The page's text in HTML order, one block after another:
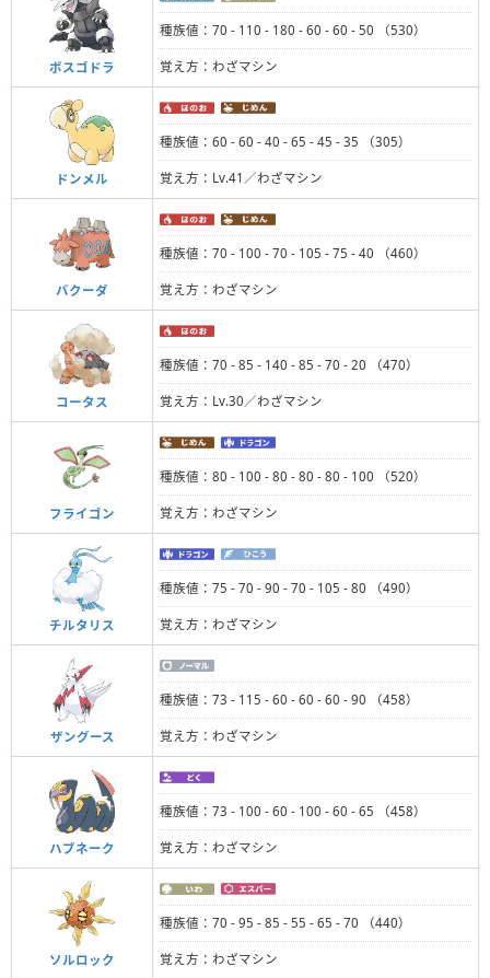
ボスゴドラ
種族値：70 - 110 - 180 - 60 - 60 - 50 （530）
覚え方：わざマシン
ドンメル
種族値：60 - 60 - 40 - 65 - 45 - 35 （305）
覚え方：Lv.41／わざマシン
バクーダ
種族値：70 - 100 - 70 - 105 - 75 - 40 （460）
覚え方：わざマシン
コータス
種族値：70 - 85 - 140 - 85 - 70 - 20 （470）
覚え方：Lv.30／わざマシン
フライゴン
種族値：80 - 100 - 80 - 80 - 80 - 100 （520）
覚え方：わざマシン
チルタリス
種族値：75 - 70 - 90 - 70 - 105 - 80 （490）
覚え方：わざマシン
ザングース
種族値：73 - 115 - 60 - 60 - 60 - 90 （458）
覚え方：わざマシン
ハブネーク
種族値：73 - 100 - 60 - 100 - 60 - 65 （458）
覚え方：わざマシン
ソルロック
種族値：70 - 95 - 85 - 55 - 65 - 70 （440）
覚え方：わざマシン